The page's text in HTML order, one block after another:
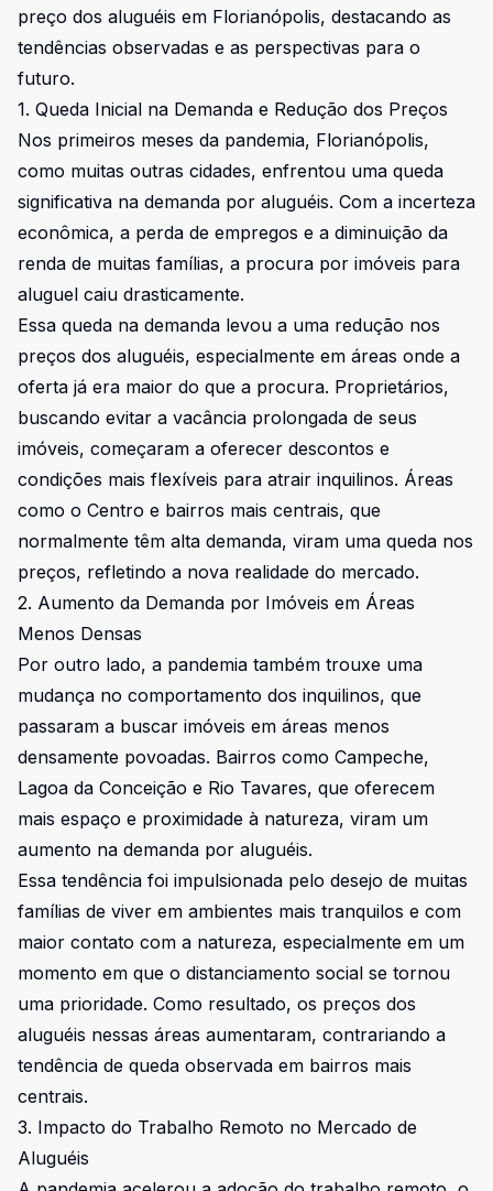
preço dos aluguéis em Florianópolis, destacando as
tendências observadas e as perspectivas para o
futuro.
1. Queda Inicial na Demanda e Redução dos Preços
Nos primeiros meses da pandemia, Florianópolis,
como muitas outras cidades, enfrentou uma queda
significativa na demanda por aluguéis. Com a incerteza
econômica, a perda de empregos e a diminuição da
renda de muitas famílias, a procura por imóveis para
aluguel caiu drasticamente.
Essa queda na demanda levou a uma redução nos
preços dos aluguéis, especialmente em áreas onde a
oferta já era maior do que a procura. Proprietários,
buscando evitar a vacância prolongada de seus
imóveis, começaram a oferecer descontos e
condições mais flexíveis para atrair inquilinos. Áreas
como o Centro e bairros mais centrais, que
normalmente têm alta demanda, viram uma queda nos
preços, refletindo a nova realidade do mercado.
2. Aumento da Demanda por Imóveis em Áreas
Menos Densas
Por outro lado, a pandemia também trouxe uma
mudança no comportamento dos inquilinos, que
passaram a buscar imóveis em áreas menos
densamente povoadas. Bairros como Campeche,
Lagoa da Conceição e Rio Tavares, que oferecem
mais espaço e proximidade à natureza, viram um
aumento na demanda por aluguéis.
Essa tendência foi impulsionada pelo desejo de muitas
famílias de viver em ambientes mais tranquilos e com
maior contato com a natureza, especialmente em um
momento em que o distanciamento social se tornou
uma prioridade. Como resultado, os preços dos
aluguéis nessas áreas aumentaram, contrariando a
tendência de queda observada em bairros mais
centrais.
3. Impacto do Trabalho Remoto no Mercado de
Aluguéis